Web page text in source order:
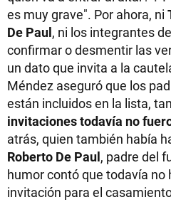
es muy grave". Por ahora, ni
De Paul, ni los integrantes
confirmar o desmentir las
un dato que invita a la
Méndez aseguró que los
están incluidos en la lista,
invitaciones todavía no
atrás, quien también había
Roberto De Paul, padre del
humor contó que todavía no
invitación para el